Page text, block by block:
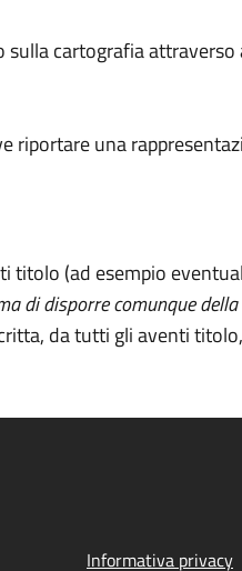
cartografia attraverso
riportare una
titolo (ad esempio
di disporre comunque
da tutti gli aventi
Informativa privacy